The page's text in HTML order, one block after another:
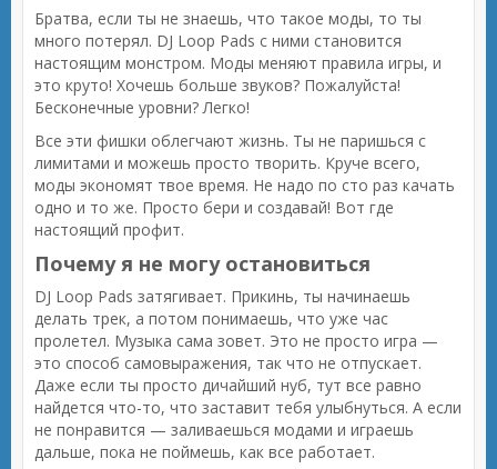
Братва, если ты не знаешь, что такое моды, то ты
много потерял. DJ Loop Pads с ними становится
настоящим монстром. Моды меняют правила игры, и
это круто! Хочешь больше звуков? Пожалуйста!
Бесконечные уровни? Легко!
Все эти фишки облегчают жизнь. Ты не паришься с
лимитами и можешь просто творить. Круче всего,
моды экономят твое время. Не надо по сто раз качать
одно и то же. Просто бери и создавай! Вот где
настоящий профит.
Почему я не могу остановиться
DJ Loop Pads затягивает. Прикинь, ты начинаешь
делать трек, а потом понимаешь, что уже час
пролетел. Музыка сама зовет. Это не просто игра —
это способ самовыражения, так что не отпускает.
Даже если ты просто дичайший нуб, тут все равно
найдется что-то, что заставит тебя улыбнуться. А если
не понравится — заливаешься модами и играешь
дальше, пока не поймешь, как все работает.